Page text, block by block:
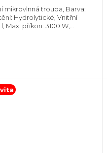
mikrovlnná trouba, Barva:
Hydrolytické, Vnitřní
Max. příkon: 3100 W,